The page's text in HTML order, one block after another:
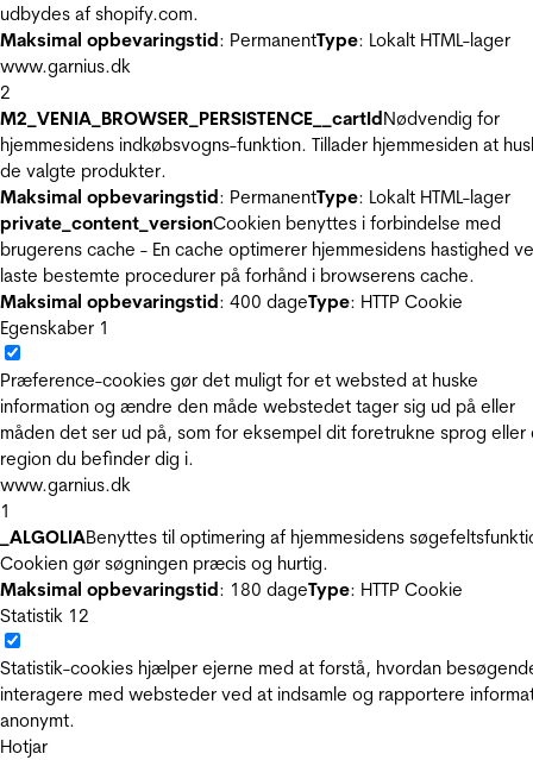
udbydes af shopify.com.
Maksimal opbevaringstid: PermanentType: Lokalt HTML-lager
www.garnius.dk
2
M2_VENIA_BROWSER_PERSISTENCE__cartIdNødvendig for
hjemmesidens indkøbsvogns-funktion. Tillader hjemmesiden at
de valgte produkter.
Maksimal opbevaringstid: PermanentType: Lokalt HTML-lager
private_content_versionCookien benyttes i forbindelse med
brugerens cache - En cache optimerer hjemmesidens hastighed
laste bestemte procedurer på forhånd i browserens cache.
Maksimal opbevaringstid: 400 dageType: HTTP Cookie
Egenskaber 1
Præference-cookies gør det muligt for et websted at huske
information og ændre den måde webstedet tager sig ud på eller
måden det ser ud på, som for eksempel dit foretrukne sprog eller
region du befinder dig i.
www.garnius.dk
1
_ALGOLIABenyttes til optimering af hjemmesidens
Cookien gør søgningen præcis og hurtig.
Maksimal opbevaringstid: 180 dageType: HTTP Cookie
Statistik 12
Statistik-cookies hjælper ejerne med at forstå, hvordan
interagere med websteder ved at indsamle og rapportere
anonymt.
Hotjar